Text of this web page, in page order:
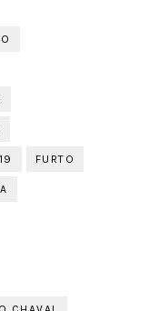
FURTO